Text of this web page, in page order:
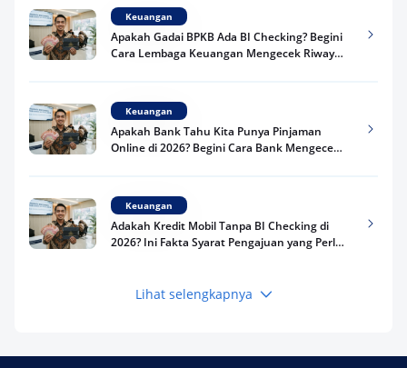
Keuangan
Apakah Gadai BPKB Ada BI Checking? Begini
Cara Lembaga Keuangan Mengecek Riwayat
Keuangan
Apakah Bank Tahu Kita Punya Pinjaman
Online di 2026? Begini Cara Bank Mengecek
Keuangan
Adakah Kredit Mobil Tanpa BI Checking di
2026? Ini Fakta Syarat Pengajuan yang Perlu
Keuangan
Terpercaya
Lihat selengkapnya